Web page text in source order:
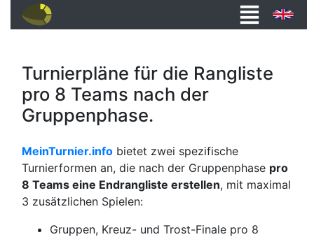
Turnierpläne für die Rangliste
pro 8 Teams nach der
Gruppenphase.
MeinTurnier.info bietet zwei spezifische
Turnierformen an, die nach der Gruppenphase pro
8 Teams eine Endrangliste erstellen, mit maximal
3 zusätzlichen Spielen:
Gruppen, Kreuz- und Trost-Finale pro 8